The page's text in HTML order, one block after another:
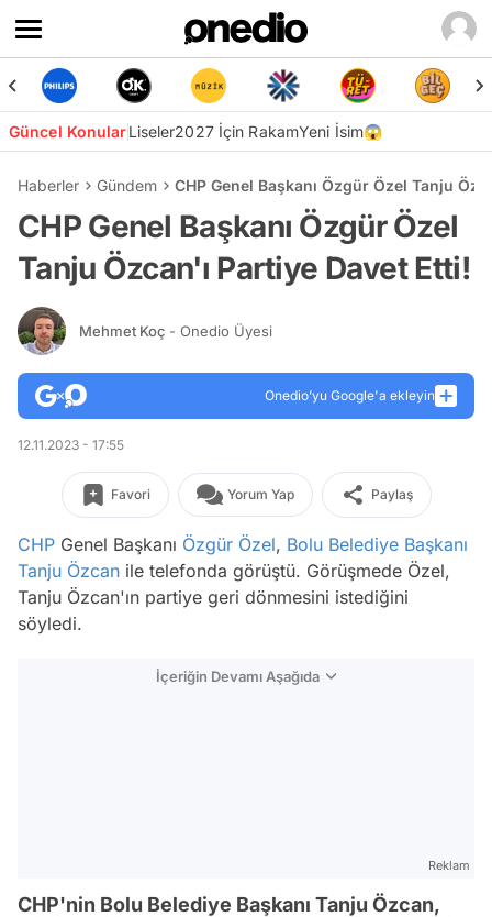
Güncel KonularLiseler2027 İçin RakamYeni İsim😱
Haberler Gündem CHP Genel Başkanı Özgür Özel Tanju
CHP Genel Başkanı Özgür Özel
Tanju Özcan'ı Partiye Davet Etti!
Mehmet Koç - Onedio Üyesi
Onedio’yu Google'a ekleyin
12.11.2023 - 17:55
Favori Yorum Yap Paylaş
CHP Genel Başkanı Özgür Özel, Bolu Belediye Başkanı
Tanju Özcan ile telefonda görüştü. Görüşmede Özel,
Tanju Özcan'ın partiye geri dönmesini istediğini
söyledi.
İçeriğin Devamı Aşağıda
Reklam
CHP'nin Bolu Belediye Başkanı Tanju Özcan,